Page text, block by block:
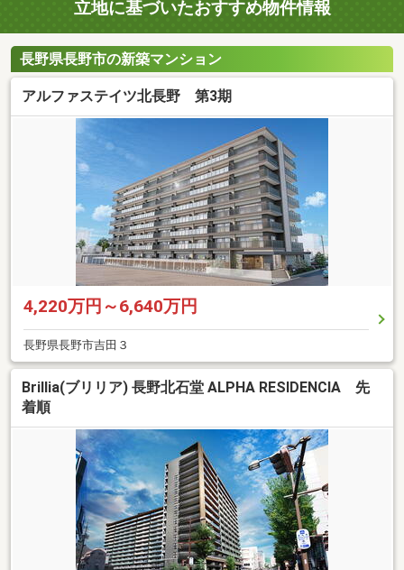
立地に基づいたおすすめ物件情報
長野県長野市の新築マンション
アルファステイツ北長野 第3期
4,220万円～6,640万円
長野県長野市吉田３
Brillia(ブリリア) 長野北石堂 ALPHA RESIDENCIA 先
着順